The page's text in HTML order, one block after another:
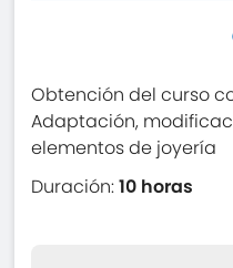
Obtención del curso
Adaptación,
elementos de joyería
Duración:10 horas